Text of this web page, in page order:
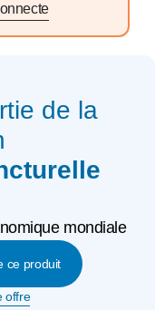
de la
mondiale
ce produit
offre